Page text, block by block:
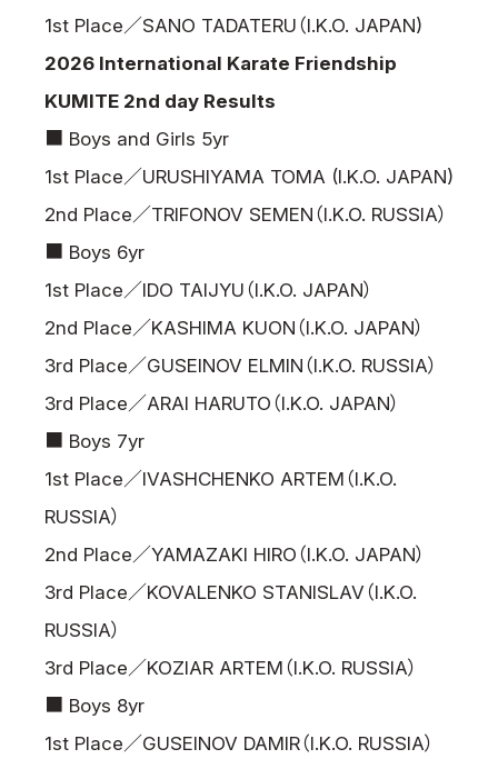
1st Place／SANO TADATERU（I.K.O. JAPAN)
2026 International Karate Friendship
KUMITE 2nd day Results
■ Boys and Girls 5yr
1st Place／URUSHIYAMA TOMA (I.K.O. JAPAN)
2nd Place／TRIFONOV SEMEN（I.K.O. RUSSIA）
■ Boys 6yr
1st Place／IDO TAIJYU（I.K.O. JAPAN）
2nd Place／KASHIMA KUON（I.K.O. JAPAN）
3rd Place／GUSEINOV ELMIN（I.K.O. RUSSIA）
3rd Place／ARAI HARUTO（I.K.O. JAPAN）
■ Boys 7yr
1st Place／IVASHCHENKO ARTEM（I.K.O.
RUSSIA）
2nd Place／YAMAZAKI HIRO（I.K.O. JAPAN）
3rd Place／KOVALENKO STANISLAV（I.K.O.
RUSSIA）
3rd Place／KOZIAR ARTEM（I.K.O. RUSSIA）
■ Boys 8yr
1st Place／GUSEINOV DAMIR（I.K.O. RUSSIA）